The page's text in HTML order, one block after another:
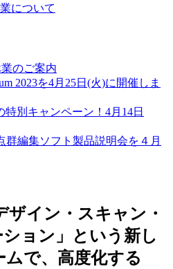
について
のご案内
2023を4月25日(火)に開催しま
特別キャンペーン！4月14日
群編集ソフト製品説明会を４月
イン・スキャン・
ョン」という新し
で、高度化する